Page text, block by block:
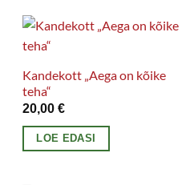
Kandekott „Aega on kõike
teha“
20,00 €
LOE EDASI